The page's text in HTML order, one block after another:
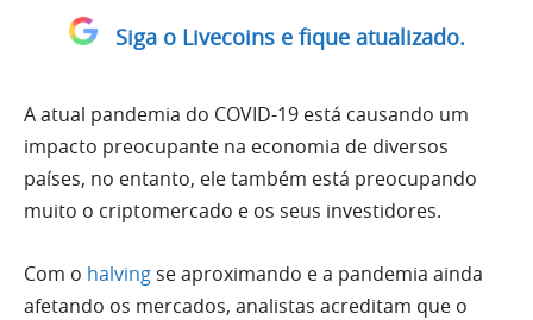
Siga o Livecoins e fique atualizado.
A atual pandemia do COVID-19 está causando um
impacto preocupante na economia de diversos
países, no entanto, ele também está preocupando
muito o criptomercado e os seus investidores.
Com o halving se aproximando e a pandemia ainda
afetando os mercados, analistas acreditam que o